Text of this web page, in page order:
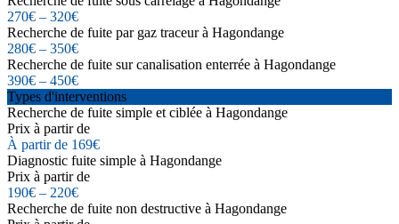
270€ – 320€
Recherche de fuite par gaz traceur à Hagondange
280€ – 350€
Recherche de fuite sur canalisation enterrée à Hagondange
390€ – 450€
Types d'interventions
Recherche de fuite simple et ciblée à Hagondange
Prix à partir de
À partir de 169€
Diagnostic fuite simple à Hagondange
Prix à partir de
190€ – 220€
Recherche de fuite non destructive à Hagondange